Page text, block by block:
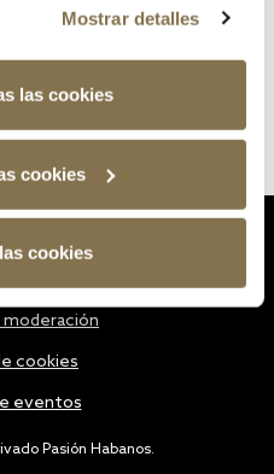
Mostrar detalles
las cookies
cookies
cookies
Pasión Habanos.
cookies
eventos